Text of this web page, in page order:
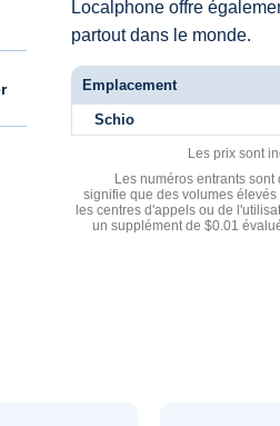
Localphone offre
partout dans le monde.
Emplacement
Schio
Les prix sont
Les numéros entrants
signifie que des volumes
les centres d'appels ou de
un supplément de $0.01